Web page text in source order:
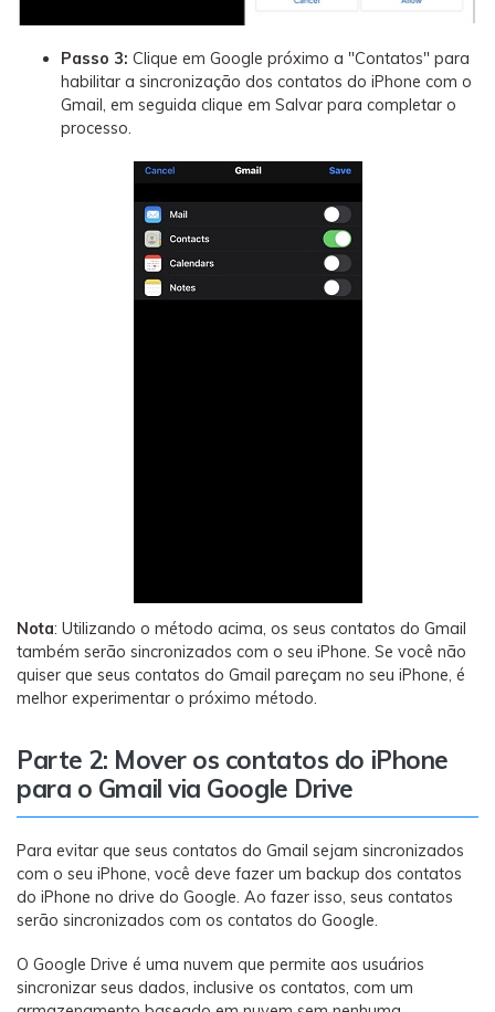
Passo 3: Clique em Google próximo a "Contatos" para
habilitar a sincronização dos contatos do iPhone com o
Gmail, em seguida clique em Salvar para completar o
processo.
Nota: Utilizando o método acima, os seus contatos do Gmail
também serão sincronizados com o seu iPhone. Se você não
quiser que seus contatos do Gmail pareçam no seu iPhone, é
melhor experimentar o próximo método.
Parte 2: Mover os contatos do iPhone
para o Gmail via Google Drive
Para evitar que seus contatos do Gmail sejam sincronizados
com o seu iPhone, você deve fazer um backup dos contatos
do iPhone no drive do Google. Ao fazer isso, seus contatos
serão sincronizados com os contatos do Google.
O Google Drive é uma nuvem que permite aos usuários
sincronizar seus dados, inclusive os contatos, com um